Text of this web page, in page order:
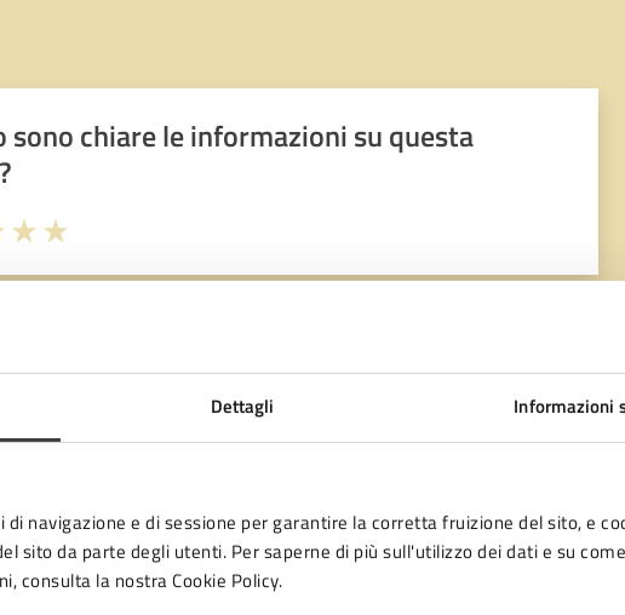
Dettagli Informazioni
navigazione e di sessione per garantire la corretta fruizione del sito, e
sito da parte degli utenti. Per saperne di più sull'utilizzo dei dati e su
consulta la nostra Cookie Policy.
sono chiare le informazioni su questa
il comune
le domande frequenti
assistenza